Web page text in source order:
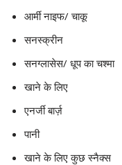
आर्मी नाइफ/ चाकू
सनस्क्रीन
सनग्लासेस/ धूप का चश्मा
खाने के लिए
एनर्जी बार्ज़
पानी
खाने के लिए कुछ स्नैक्स